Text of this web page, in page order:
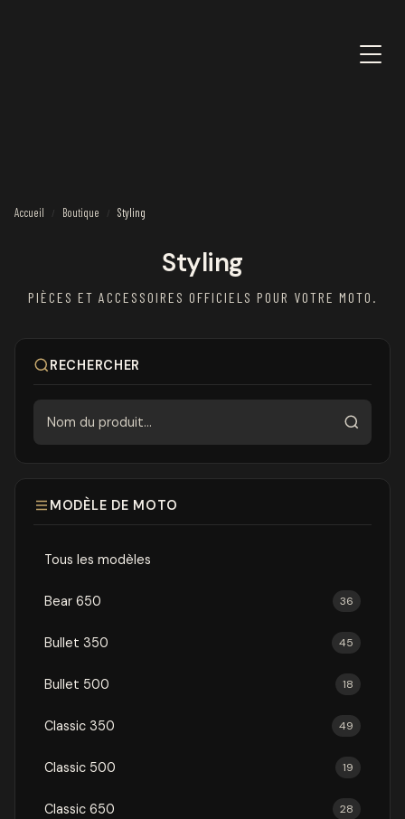
Accueil / Boutique / Styling
Styling
PIÈCES ET ACCESSOIRES OFFICIELS POUR VOTRE MOTO.
RECHERCHER
MODÈLE DE MOTO
Tous les modèles
Bear 650 36
Bullet 350 45
Bullet 500 18
Classic 350 49
Classic 500 19
Classic 650 28